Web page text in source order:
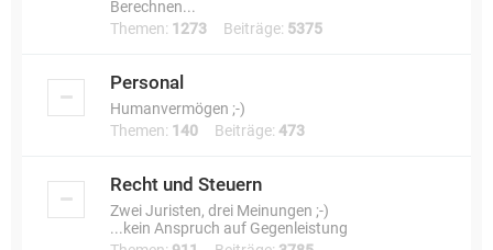
Berechnen...
Themen: 1273 Beiträge: 5375
Personal
Humanvermögen ;-)
Themen: 140 Beiträge: 473
Recht und Steuern
Zwei Juristen, drei Meinungen ;-)
...kein Anspruch auf Gegenleistung